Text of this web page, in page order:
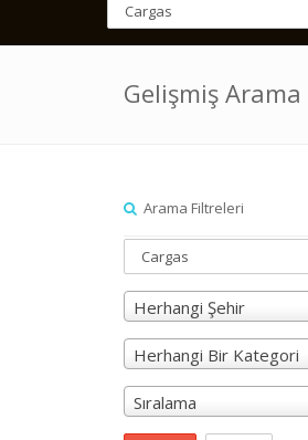
Gelişmiş Arama
Arama Filtreleri
Herhangi Şehir
Herhangi Bir Kategori
Sıralama